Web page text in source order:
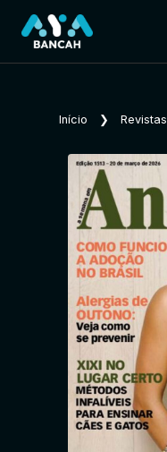
Início ❯ Revistas